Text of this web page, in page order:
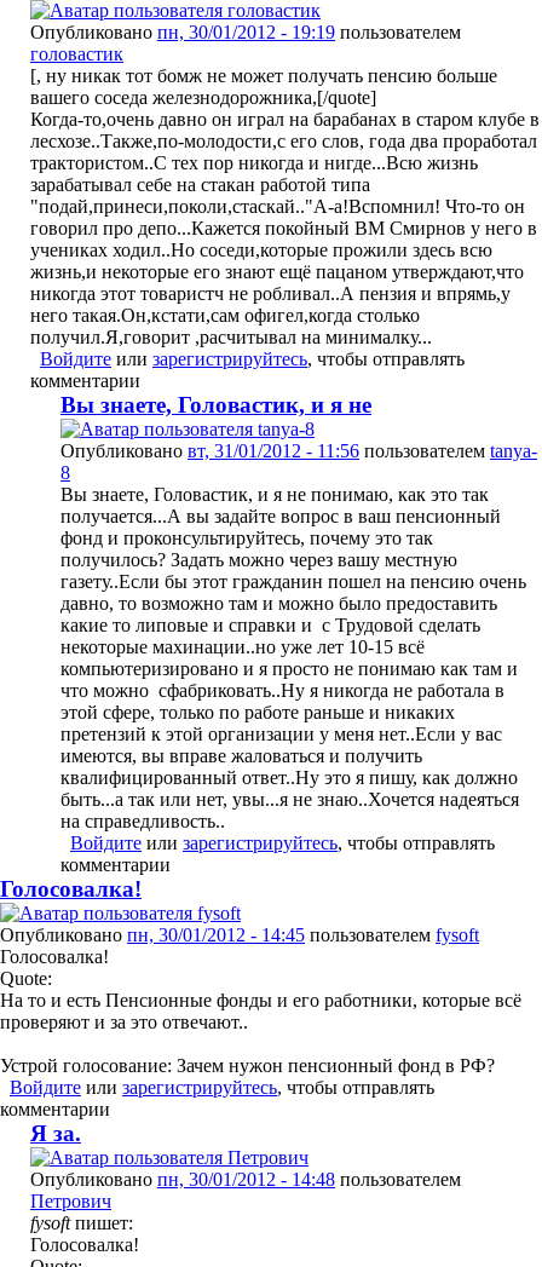
Опубликовано пн, 30/01/2012 - 19:19 пользователем
головастик
[, ну никак тот бомж не может получать пенсию больше
вашего соседа железнодорожника,[/quote]
Когда-то,очень давно он играл на барабанах в старом клубе в
лесхозе..Также,по-молодости,с его слов, года два проработал
трактористом..С тех пор никогда и нигде...Всю жизнь
зарабатывал себе на стакан работой типа
"подай,принеси,поколи,стаскай.."А-а!Вспомнил! Что-то он
говорил про депо...Кажется покойный ВМ Смирнов у него в
учениках ходил..Но соседи,которые прожили здесь всю
жизнь,и некоторые его знают ещё пацаном утверждают,что
никогда этот товаристч не робливал..А пензия и впрямь,у
него такая.Он,кстати,сам офигел,когда столько
получил.Я,говорит ,расчитывал на минималку...
Войдите или зарегистрируйтесь, чтобы отправлять
комментарии
Вы знаете, Головастик, и я не
Опубликовано вт, 31/01/2012 - 11:56 пользователем tanya-
8
Вы знаете, Головастик, и я не понимаю, как это так
получается...А вы задайте вопрос в ваш пенсионный
фонд и проконсультируйтесь, почему это так
получилось? Задать можно через вашу местную
газету..Если бы этот гражданин пошел на пенсию очень
давно, то возможно там и можно было предоставить
какие то липовые и справки и с Трудовой сделать
некоторые махинации..но уже лет 10-15 всё
компьютеризировано и я просто не понимаю как там и
что можно сфабриковать..Ну я никогда не работала в
этой сфере, только по работе раньше и никаких
претензий к этой организации у меня нет..Если у вас
имеются, вы вправе жаловаться и получить
квалифицированный ответ..Ну это я пишу, как должно
быть...а так или нет, увы...я не знаю..Хочется надеяться
на справедливость..
Войдите или зарегистрируйтесь, чтобы отправлять
комментарии
Голосовалка!
Опубликовано пн, 30/01/2012 - 14:45 пользователем fysoft
Голосовалка!
Quote:
На то и есть Пенсионные фонды и его работники, которые всё
проверяют и за это отвечают..
Устрой голосование: Зачем нужон пенсионный фонд в РФ?
Войдите или зарегистрируйтесь, чтобы отправлять
комментарии
Я за.
Опубликовано пн, 30/01/2012 - 14:48 пользователем
Петрович
fysoftпишет:
Голосовалка!